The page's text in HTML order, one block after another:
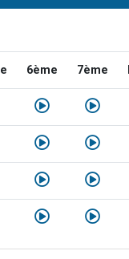
6ème 7ème